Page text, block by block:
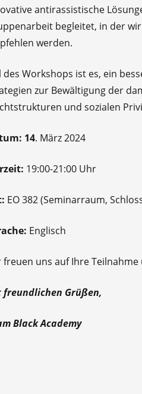
antirassistische
begleitet, in der
werden.
des Workshops ist es, ein
zur Bewältigung der
und sozialen
14. März 2024
19:00-21:00 Uhr
EO 382 (Seminarraum,
Englisch
freuen uns auf Ihre
freundlichen Grüßen,
Black Academy